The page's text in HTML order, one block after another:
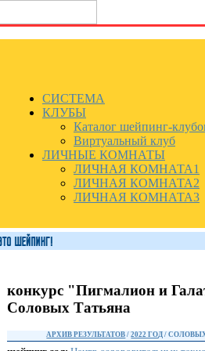
СИСТЕМА
КЛУБЫ
Каталог шейпинг-
Виртуальный клуб
ЛИЧНЫЕ КОМНАТЫ
ЛИЧНАЯ КОМНАТА1
ЛИЧНАЯ КОМНАТА2
ЛИЧНАЯ КОМНАТА3
конкурс "Пигмалион и
Соловых Татьяна
АРХИВ РЕЗУЛЬТАТОВ /2022 ГОД /